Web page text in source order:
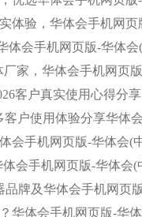
客户真实使用心得分享